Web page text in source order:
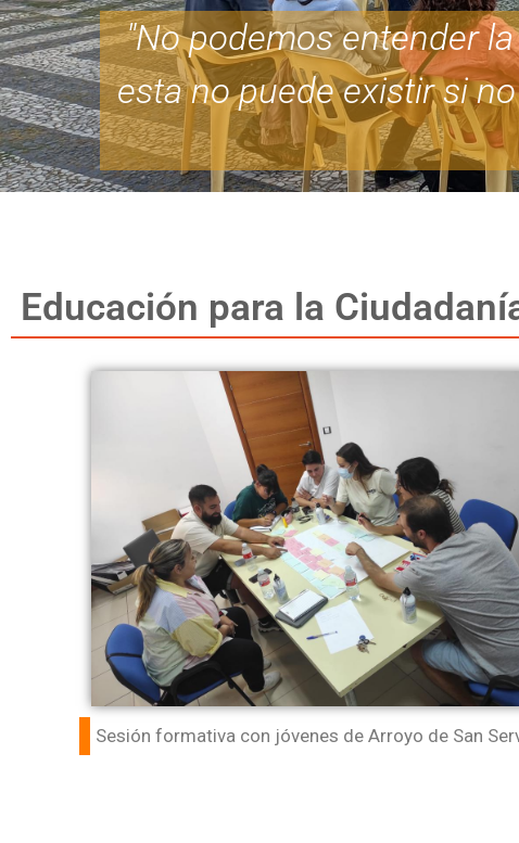
"No podemos entender
esta no puede existir si
Educación para la
Sesión formativa con jóvenes de Arroyo de San